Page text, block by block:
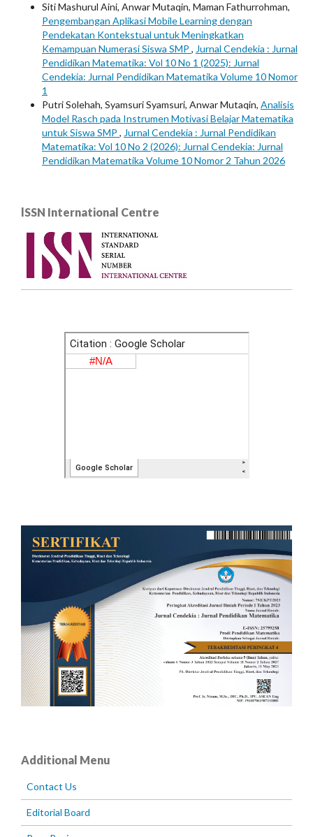
Siti Mashurul Aini, Anwar Mutaqin, Maman Fathurrohman,
Pengembangan Aplikasi Mobile Learning dengan
Pendekatan Kontekstual untuk Meningkatkan
Kemampuan Numerasi Siswa SMP , Jurnal Cendekia : Jurnal
Pendidikan Matematika: Vol 10 No 1 (2025): Jurnal
Cendekia: Jurnal Pendidikan Matematika Volume 10 Nomor
1
Putri Solehah, Syamsuri Syamsuri, Anwar Mutaqin, Analisis
Model Rasch pada Instrumen Motivasi Belajar Matematika
untuk Siswa SMP , Jurnal Cendekia : Jurnal Pendidikan
Matematika: Vol 10 No 2 (2026): Jurnal Cendekia: Jurnal
Pendidikan Matematika Volume 10 Nomor 2 Tahun 2026
lSSN International Centre
Additional Menu
Contact Us
Editorial Board